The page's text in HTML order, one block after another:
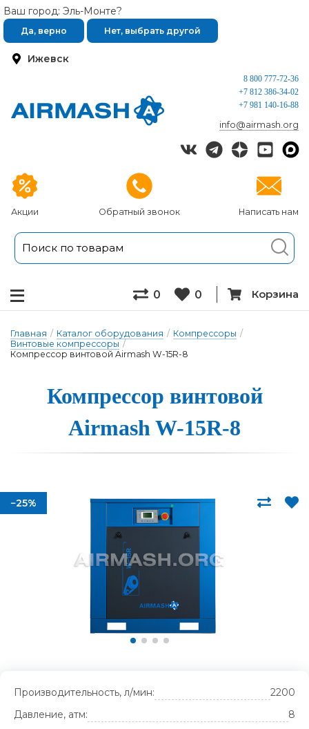
Ижевск
Ваш город: Эль-Монте?
Да, верно Нет, выбрать другой
Акции Обратный звонок Написать нам
8 800 777-72-36
+7 812 386-34-02
+7 981 140-16-88
info@airmash.org
0 0 Корзина
Главная / Каталог оборудования / Компрессоры /
Винтовые компрессоры /
Компрессор винтовой Airmash W-15R-8
Компрессор вин­то­вой
Airmash W-15R-8
−25%
Производительность, л/мин:
2200
Давление, атм:
8